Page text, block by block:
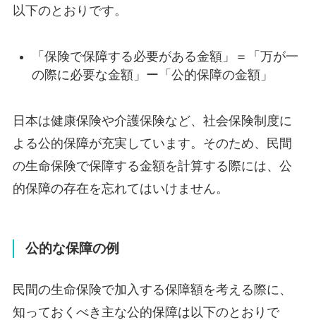
以下のとおりです。
「保険で保障する必要がある金額」＝「万が一
の際に必要な金額」ー「公的保障の金額」
日本は健康保険や介護保険など、社会保険制度に
よる公的保障が充実しています。そのため、民間
の生命保険で保障する金額を計算する際には、公
的保障の存在を忘れてはいけません。
公的な保障の例
民間の生命保険で加入する保障額を考える際に、
知っておくべき主な公的保障は以下のとおりで